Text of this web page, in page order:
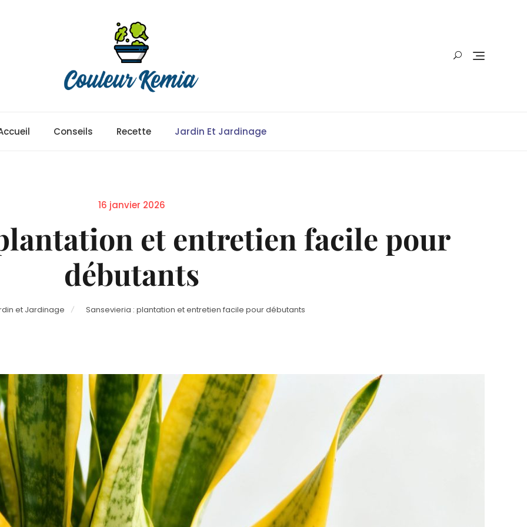
Conseils Recette Jardin Et Jardinage
Posted
16 janvier 2026
et entretien facile pour
débutants
et Jardinage Sansevieria : plantation et entretien facile pour débutants